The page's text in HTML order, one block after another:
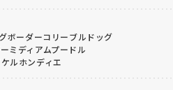
ボーダーコリーブルドッグ
ミディアムプードル
ルホンディエ